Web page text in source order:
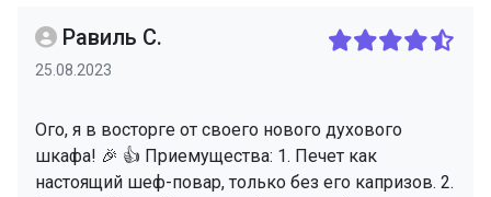
Равиль С.
25.08.2023
Ого, я в восторге от своего нового духового
шкафа! 🎉 👍 Приемущества: 1. Печет как
настоящий шеф-повар, только без его капризов. 2.